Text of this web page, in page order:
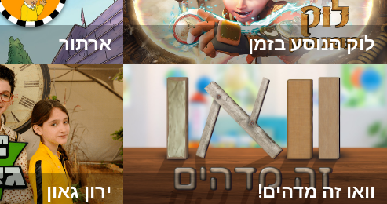
לוק הנוסע בזמן ארתור
וואו זה מדהים! ירון גאון